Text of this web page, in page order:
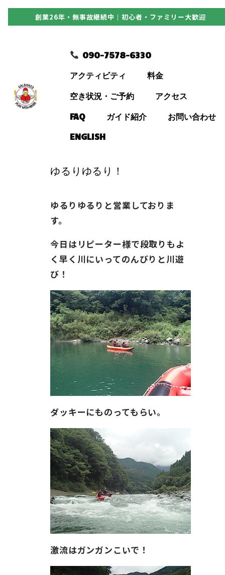
創業26年・無事故継続中｜初心者・ファミリー大歓迎
090-7578-6330
アクティビティ 料金
空き状況・ご予約 アクセス
FAQ ガイド紹介 お問い合わせ
ENGLISH
アクティビティ
料金
ガイド紹介
お問い合わせ
ゆるりゆるり！
ゆるりゆるりと営業しておりま
す。
今日はリピーター様で段取りもよ
く早く川にいってのんびりと川遊
び！
ダッキーにものってもらい。
激流はガンガンこいで！